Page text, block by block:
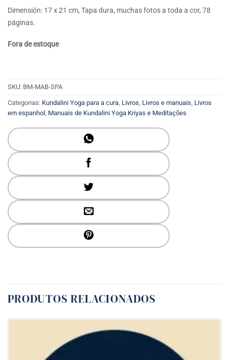
Dimensión: 17 x 21 cm, Tapa dura, muchas fotos a toda a cor, 78
páginas.
Fora de estoque
SKU: BM-MAB-SPA
Categorias: Kundalini Yoga para a cura Livros Livros e manuais Livros
em espanhol
Manuais de Kundalini Yoga Kriyas e Meditações
PRODUTOS RELACIONADOS